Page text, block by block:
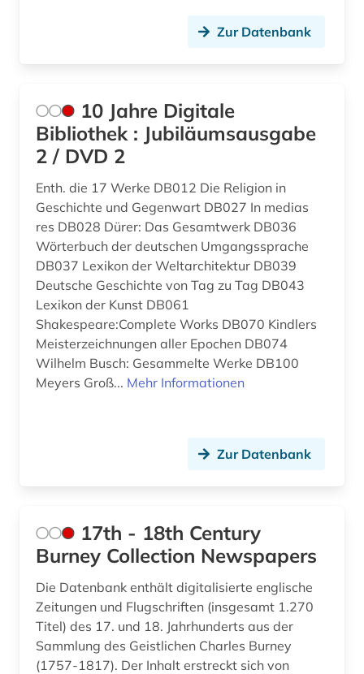
avantgarde (1)
ballett (1)
bauhaus (1)
bedarfsforschung (1)
beeinträchtigung (1)
behinderung (1)
ben (1)
bergbau (1)
berliner klassik (1)
berliner zeitung (1)
bern (1)
bernard (1)
bestandsverzeichnis (1)
Nordamerika (8)
Norwegen (1)
Oesterreich (21)
Osmanisches Reich (1)
Ostasien (2)
Osteuropa (3)
Ostmitteleuropa (1)
Palaestina (2)
Polen (5)
Russland, Sowjetunion (11)
Schweden (5)
Schweiz (14)
Spanien (4)
Suedamerika (6)
Suedasien (1)
Suedostasien (3)
Zur Datenbank
10 Jahre Digitale
Bibliothek : Jubiläumsausgabe
2 / DVD 2
Enth. die 17 Werke DB012 Die Religion in
Geschichte und Gegenwart DB027 In medias
res DB028 Dürer: Das Gesamtwerk DB036
Wörterbuch der deutschen Umgangssprache
DB037 Lexikon der Weltarchitektur DB039
Deutsche Geschichte von Tag zu Tag DB043
Lexikon der Kunst DB061
Shakespeare:Complete Works DB070 Kindlers
Meisterzeichnungen aller Epochen DB074
Wilhelm Busch: Gesammelte Werke DB100
Meyers Groß... Mehr Informationen
Zur Datenbank
17th - 18th Century
Burney Collection Newspapers
Die Datenbank enthält digitalisierte englische
Zeitungen und Flugschriften (insgesamt 1.270
Titel) des 17. und 18. Jahrhunderts aus der
Sammlung des Geistlichen Charles Burney
(1757-1817). Der Inhalt erstreckt sich von